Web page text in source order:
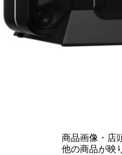
商品画像・店
他の商品が映